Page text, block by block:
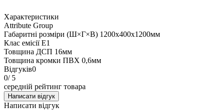
Характеристики
Attribute Group
Габаритні розміри (Ш×Г×В) 1200х400х1200мм
Клас емісії Е1
Товщина ДСП 16мм
Товщина кромки ПВХ 0,6мм
Відгуків0
0/ 5
середній рейтинг товара
Написати відгук
Написати відгук